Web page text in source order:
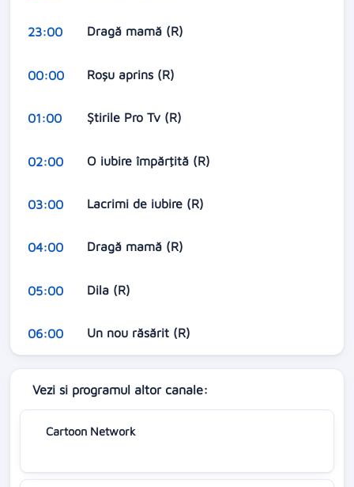
23:00 Dragă mamă (R)
00:00 Roşu aprins (R)
01:00 Ştirile Pro Tv (R)
02:00 O iubire împărţită (R)
03:00 Lacrimi de iubire (R)
04:00 Dragă mamă (R)
05:00 Dila (R)
06:00 Un nou răsărit (R)
Vezi si programul altor canale:
Cartoon Network